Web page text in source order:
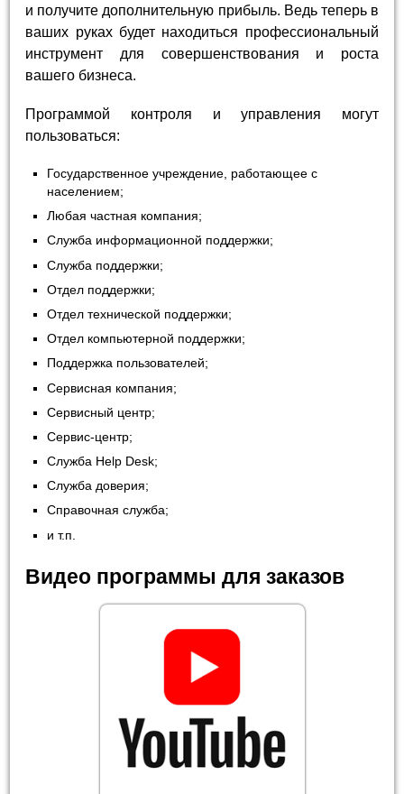
и получите дополнительную прибыль. Ведь теперь в
ваших руках будет находиться профессиональный
инструмент для совершенствования и роста
вашего бизнеса.
Программой контроля и управления могут
пользоваться:
Государственное учреждение, работающее с
населением;
Любая частная компания;
Служба информационной поддержки;
Служба поддержки;
Отдел поддержки;
Отдел технической поддержки;
Отдел компьютерной поддержки;
Поддержка пользователей;
Сервисная компания;
Сервисный центр;
Сервис-центр;
Служба Help Desk;
Служба доверия;
Справочная служба;
и т.п.
Видео программы для заказов